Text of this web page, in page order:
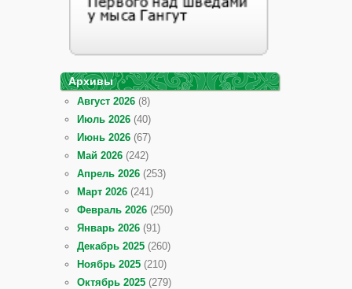
Архивы
Август 2026 (8)
Июль 2026 (40)
Июнь 2026 (67)
Май 2026 (242)
Апрель 2026 (253)
Март 2026 (241)
Февраль 2026 (250)
Январь 2026 (91)
Декабрь 2025 (260)
Ноябрь 2025 (210)
Октябрь 2025 (279)